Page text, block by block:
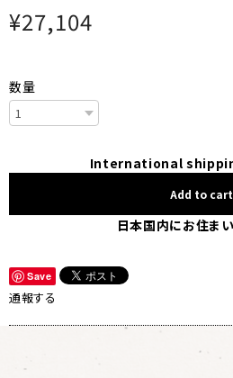
¥27,104
数量
International
Add to cart
日本国内にお住ま
Save
通報する